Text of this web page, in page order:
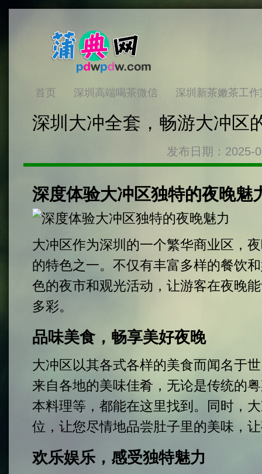
首页 深圳高端喝茶微信 深圳新茶嫩茶工
深圳大冲全套，畅游大冲区
发布日期：
深度体验大冲区独特的夜晚魅
大冲区作为深圳的一个繁华商业区，
的特色之一。不仅有丰富多样的餐饮
色的夜市和观光活动，让游客在夜晚
多彩。
品味美食，畅享美好夜晚
大冲区以其各式各样的美食而闻名于
来自各地的美味佳肴，无论是传统的
本料理等，都能在这里找到。同时，
位，让您尽情地品尝肚子里的美味，
欢乐娱乐，感受独特魅力